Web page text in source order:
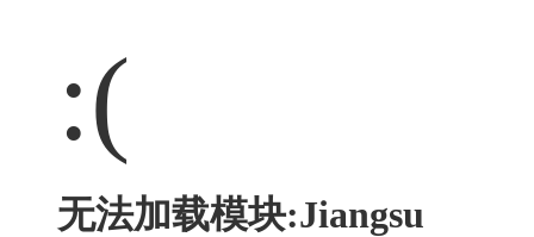
:(
无法加载模块:Jiangsu